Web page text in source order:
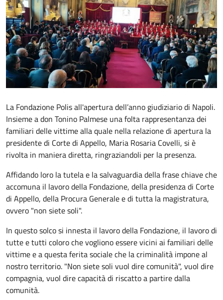
La Fondazione Polis all'apertura dell’anno giudiziario di Napoli.
Insieme a don Tonino Palmese una folta rappresentanza dei
familiari delle vittime alla quale nella relazione di apertura la
presidente di Corte di Appello, Maria Rosaria Covelli, si è
rivolta in maniera diretta, ringraziandoli per la presenza.
Affidando loro la tutela e la salvaguardia della frase chiave che
accomuna il lavoro della Fondazione, della presidenza di Corte
di Appello, della Procura Generale e di tutta la magistratura,
ovvero "non siete soli".
In questo solco si innesta il lavoro della Fondazione, il lavoro di
tutte e tutti coloro che vogliono essere vicini ai familiari delle
vittime e a questa ferita sociale che la criminalità impone al
nostro territorio. "Non siete soli vuol dire comunità", vuol dire
compagnia, vuol dire capacità di riscatto a partire dalla
comunità.